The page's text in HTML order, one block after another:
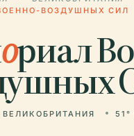
ВОЗДУШНЫХ СИЛ
ориал
ВЕЛИКОБРИТАНИЯ 51°